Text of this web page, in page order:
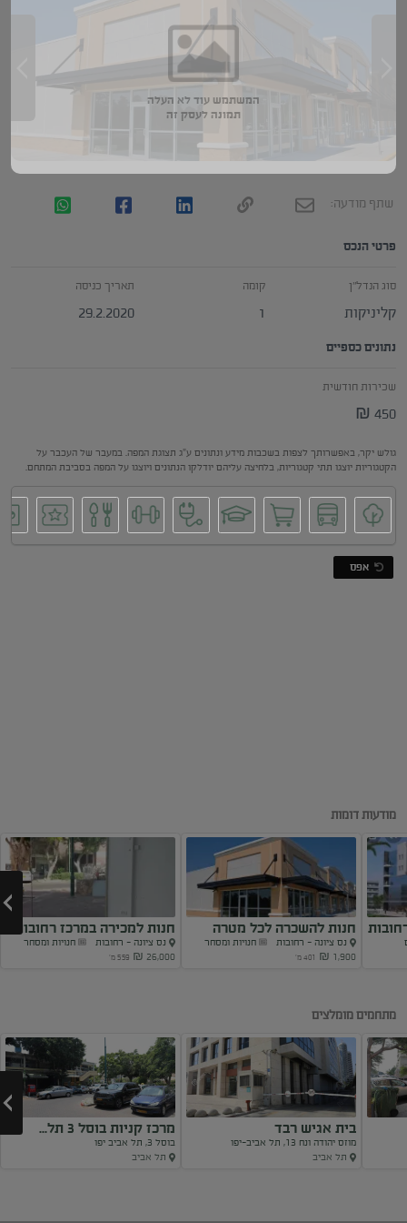
המשתמש עוד לא העלה
תמונה לעסק זה
שתף מודעה:
פרטי הנכס
סוג הנדל"ן
קליניקות
קומה
1
תאריך כניסה
29.2.2020
נתונים כספיים
שכירות חודשית
450 ₪
גולש יקר, באפשרותך לצפות בשכבות מידע ונתונים ע"ג תצוגת המפה. במעבר של העכבר על
הקטגוריות יוצגו תתי קטגוריות, בלחיצה עליהם יודלקו הנתונים ויוצגו על המפה בסביבת המתחם.
אפס
מודעות דומות
חנות להשכרה לכל מטרה
נס ציונה - רחובות
חנויות ומסחר
1,900 ₪
401 מ'
חנות למכירה במרכז רחובות
במרכז
נס ציונה - רחובות
חנויות ומסחר
26,000 ₪
559 מ'
מתחמים מומלצים
בית אגיש רבד
מוזס יהודה ונח 13, תל אביב-יפו
תל אביב
מרכז קניות בוסל 3 תל...
בוסל 3, תל אביב יפו
תל אביב